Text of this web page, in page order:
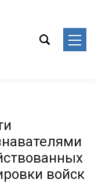
войск